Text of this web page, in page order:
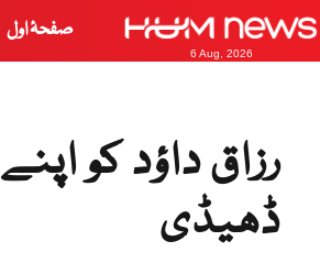
6 Aug, 2026
صفحۂ اول
رزاق داؤد کو
ڈھیڈی